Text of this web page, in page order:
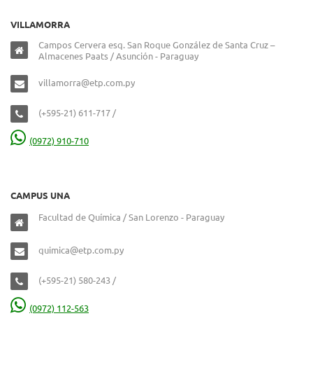
VILLAMORRA
Campos Cervera esq. San Roque González de Santa Cruz –
Almacenes Paats / Asunción - Paraguay
villamorra@etp.com.py
(+595-21) 611-717 /
(0972) 910-710
CAMPUS UNA
Facultad de Química / San Lorenzo - Paraguay
quimica@etp.com.py
(+595-21) 580-243 /
(0972) 112-563